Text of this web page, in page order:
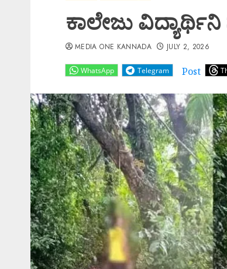
ಕಾಲೇಜು
WhatsApp Telegram Post
MEDIA ONE KANNADA JULY 2, 2026